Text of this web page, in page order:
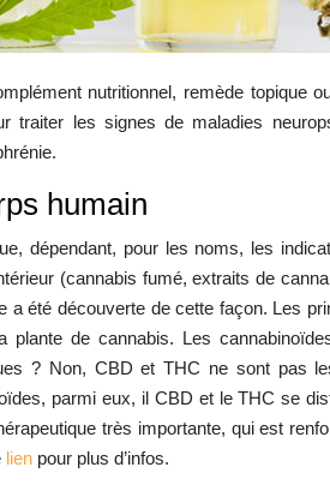
nutritionnel, remède topique
traiter les signes de maladies
humain
dépendant, pour les noms, les
(cannabis fumé, extraits de
a été découverte de cette façon. Les
de cannabis. Les
? Non, CBD et THC ne sont pas
parmi eux, il CBD et le THC se
très importante, qui est
lien pour plus d’infos.